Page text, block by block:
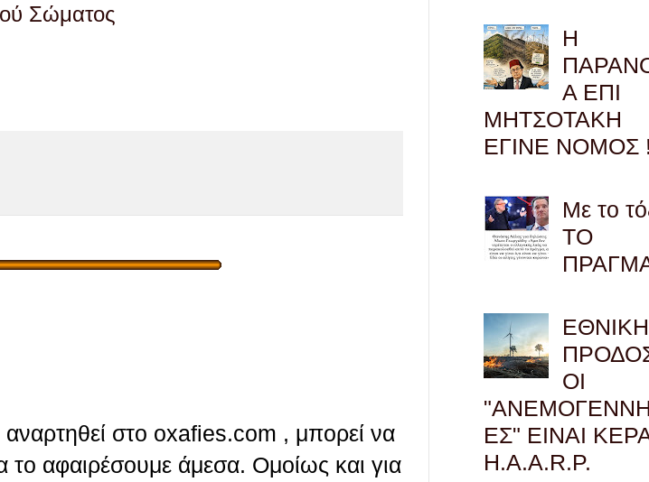
Σώματος
στο oxafies.com , μπορεί να
αφαιρέσουμε άμεσα. Ομοίως και για
Η
Α ΕΠΙ
ΜΗΤΣΟΤΑΚΗ
ΕΓΙΝΕ ΝΟΜΟΣ
Με το
ΤΟ
ΕΘΝΙΚΗ
ΟΙ
ΕΣ" ΕΙΝΑΙ
H.A.A.R.P.